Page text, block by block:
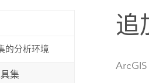
技术
图和空间分析应用程序
交通运输
的分析环境
集
追